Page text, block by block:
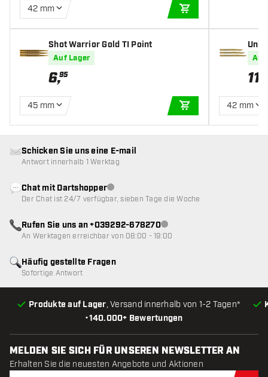
42 mm
Shot Warrior Gold TI Point
Auf Lager
6,95
45 mm
IN DEN
Auf
11
42 mm
•140.000+ Bewertungen
Produkte auf Lager, Versand innerhalb von 1-2 Tagen*
Häufig gestellte Fragen
Sofortige Antwort
Schicken Sie uns eine E-mail
Antwort innerhalb 1 Werktag
Chat mit DartshopperKundenservice nicht verfügbar
Der Chat ist 24/7 verfügbar, sieben Tage die Woche
Rufen Sie uns an +039292-678270Kundenservice nicht
An Werktagen erreichbar von 08:00 - 19:00
MELDEN SIE SICH FÜR UNSEREN NEWSLETTER AN
Erhalten Sie die neuesten Angebote und Aktionen